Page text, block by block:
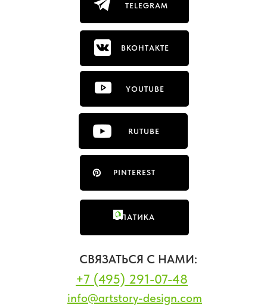
TELEGRAM
PINTEREST
ФЛАТИКА
YOUTUBE
ВКОНТАКТЕ
СВЯЗАТЬСЯ С НАМИ:
+7 (495) 291-07-48
info@artstory-design.com
RUTUBE